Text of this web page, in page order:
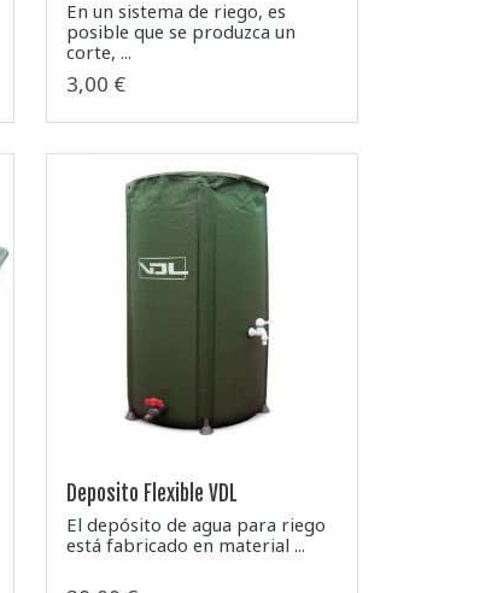
En un sistema de riego, es
posible que se produzca un
corte, ...
3,00 €
Deposito Flexible VDL
El depósito de agua para riego
está fabricado en material ...